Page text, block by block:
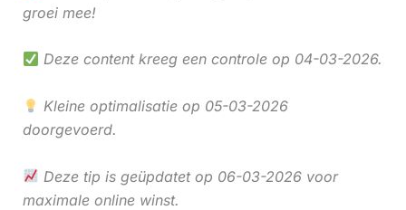
groei mee!
Deze content kreeg een controle op 04-03-2026.
Kleine optimalisatie op 05-03-2026
doorgevoerd.
Deze tip is geüpdatet op 06-03-2026 voor
maximale online winst.